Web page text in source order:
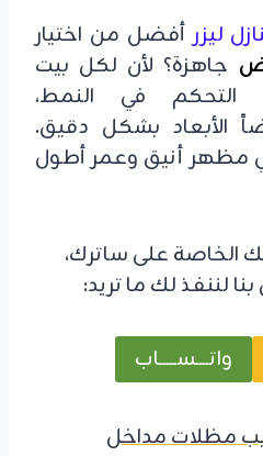
ليزر أفضل من اختيار
جاهزة؟ لأن لكل بيت
في النمط،
الأبعاد بشكل دقيق.
مظهر أنيق وعمر أطول
الخاصة على ساترك،
لننفذ لك ما تريد:
واتــــســـــاب
مظلات مداخل